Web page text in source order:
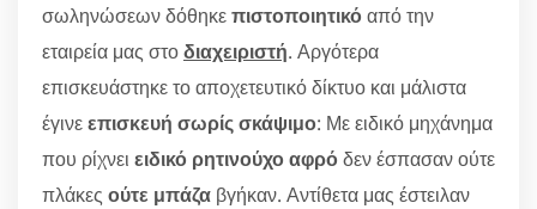
σωληνώσεων δόθηκεπιστοποιητικόαπό την
εταιρεία μας στοδιαχειριστή. Αργότερα
επισκευάστηκε το αποχετευτικό δίκτυο και μάλιστα
έγινεεπισκευή σωρίς σκάψιμο: Με ειδικό μηχάνημα
που ρίχνει ειδικό ρητινούχο αφρόδεν έσπασαν ούτε
πλάκες ούτε μπάζα βγήκαν. Αντίθετα μας έστειλαν